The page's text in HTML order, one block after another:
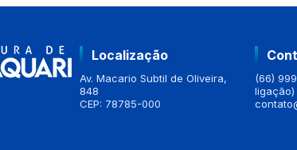
Localização
Av. Macario Subtil de Oliveira,
848
CEP: 78785-000
(66)
ligação)